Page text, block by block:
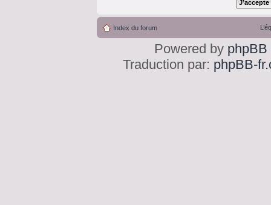
Index du forum
Powered by phpBB
Traduction par: phpBB-